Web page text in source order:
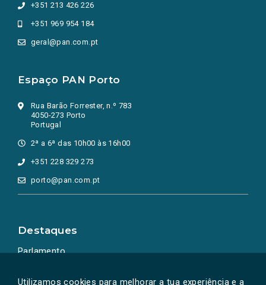
Utilizamos cookies para melhorar a tua experiência e a
+351 213 426 226
+351 969 954 184
geral@pan.com.pt
Espaço PAN Porto
Rua Barão Forrester, n.º 783
4050-273 Porto
Portugal
2ª a 6ª das 10h00 às 16h00
+351 228 329 273
porto@pan.com.pt
Destaques
Parlamento